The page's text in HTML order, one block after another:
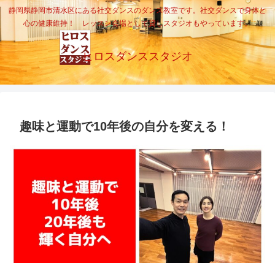
静岡県静岡市清水区にある社交ダンスのダンス教室です。社交ダンスで身体と
心の健康維持！ レッスン会場として貸しスタジオもやっています。
ヒロスダンススタジオ
趣味と運動で10年後の自分を変える！